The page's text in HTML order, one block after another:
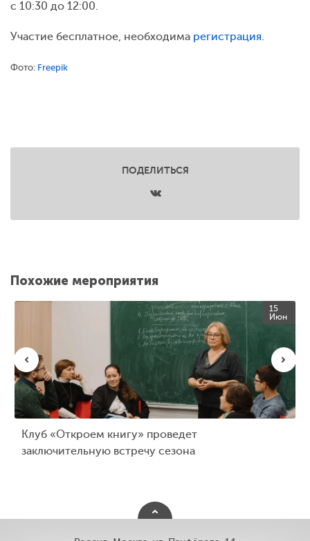
с 10:30 до 12:00.
Участие бесплатное, необходима регистрация.
Фото: Freepik
ПОДЕЛИТЬСЯ
Похожие мероприятия
15
Июн
Клуб «Откроем книгу» проведет
заключительную встречу сезона